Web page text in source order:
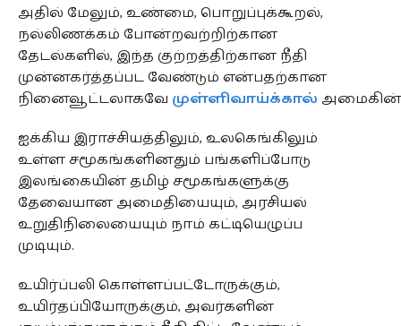
அதில் மேலும், உண்மை, பொறுப்புக்கூறல்,
நல்லிணக்கம் போன்றவற்றிற்கான
தேடல்களில், இந்த குற்றத்திற்கான நீதி
முன்னகர்த்தப்பட வேண்டும் என்பதற்கான
நினைவூட்டலாகவே முள்ளிவாய்க்கால்
ஐக்கிய இராச்சியத்திலும், உலகெங்கிலும்
உள்ள சமூகங்களினதும் பங்களிப்போடு
இலங்கையின் தமிழ் சமூகங்களுக்கு
தேவையான அமைதியையும், அரசியல்
உறுதிநிலையையும் நாம் கட்டியெழுப்ப
முடியும்.
உயிர்ப்பலி கொள்ளப்பட்டோருக்கும்,
உயிர்தப்பியோருக்கும், அவர்களின்